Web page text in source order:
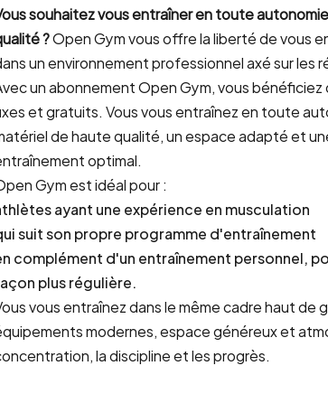
souhaitez vous entraîner en toute
?Open Gym vous offre la liberté de vous
un environnement professionnel axé sur les
un abonnement Open Gym, vous
et gratuits. Vous vous entraînez en toute
de haute qualité, un espace adapté et
optimal.
Gym est idéal pour :
ayant une expérience en musculation
suit son propre programme d'entraînement
complément d'un entraînement personnel,
plus régulière.
vous entraînez dans le même cadre haut de
modernes, espace généreux et
la discipline et les progrès.